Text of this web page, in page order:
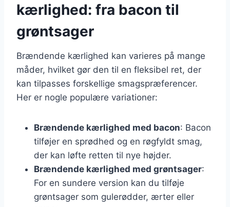
kærlighed: fra bacon til
grøntsager
Brændende kærlighed kan varieres på mange
måder, hvilket gør den til en fleksibel ret, der
kan tilpasses forskellige smagspræferencer.
Her er nogle populære variationer:
Brændende kærlighed med bacon: Bacon
tilføjer en sprødhed og en røgfyldt smag,
der kan løfte retten til nye højder.
Brændende kærlighed med grøntsager:
For en sundere version kan du tilføje
grøntsager som gulerødder, ærter eller